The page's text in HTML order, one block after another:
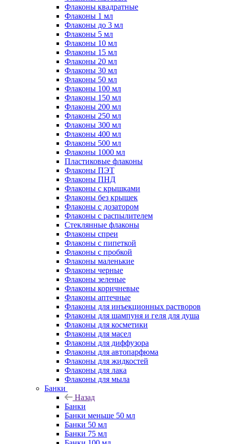
Флаконы квадратные
Флаконы 1 мл
Флаконы до 3 мл
Флаконы 5 мл
Флаконы 10 мл
Флаконы 15 мл
Флаконы 20 мл
Флаконы 30 мл
Флаконы 50 мл
Флаконы 100 мл
Флаконы 150 мл
Флаконы 200 мл
Флаконы 250 мл
Флаконы 300 мл
Флаконы 400 мл
Флаконы 500 мл
Флаконы 1000 мл
Пластиковые флаконы
Флаконы ПЭТ
Флаконы ПНД
Флаконы с крышками
Флаконы без крышек
Флаконы с дозатором
Флаконы с распылителем
Стеклянные флаконы
Флаконы cпреи
Флаконы с пипеткой
Флаконы с пробкой
Флаконы маленькие
Флаконы черные
Флаконы зеленые
Флаконы коричневые
Флаконы аптечные
Флаконы для инъекционных растворов
Флаконы для шампуня и геля для душа
Флаконы для косметики
Флаконы для масел
Флаконы для диффузора
Флаконы для автопарфюма
Флаконы для жидкостей
Флаконы для лака
Флаконы для мыла
Банки
Назад
Банки
Банки меньше 50 мл
Банки 50 мл
Банки 75 мл